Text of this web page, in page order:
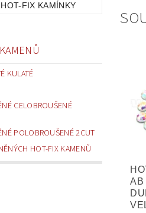
FIX KAMÍNKY
KULATÉ
CELOBROUŠENÉ
POLOBROUŠENÉ 2CUT
HOT-FIX KAMENŮ
AB